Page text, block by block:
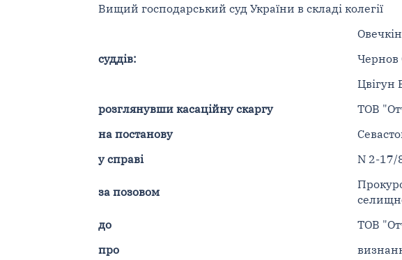
Вищий господарський суд України в складі колегії
суддів:
Чернов
Цвігун
розглянувши касаційну скаргу
ТОВ
на постанову
у справі
N 2-17/
за позовом
до
ТОВ
про